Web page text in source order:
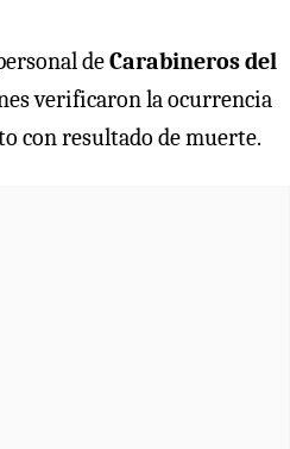
deCarabineros del
verificaron la ocurrencia
con resultado de muerte.